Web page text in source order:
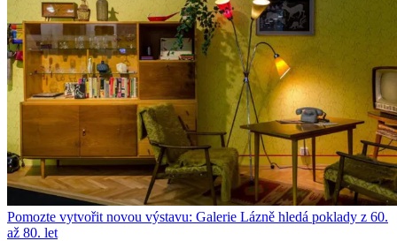
Pomozte vytvořit novou výstavu: Galerie Lázně hledá poklady z 60.
až 80. let